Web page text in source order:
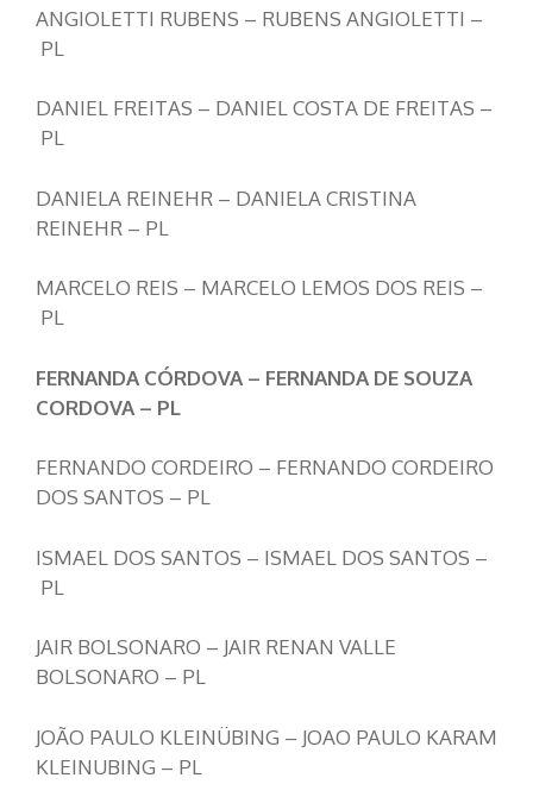
ANGIOLETTI RUBENS – RUBENS ANGIOLETTI –
PL
DANIEL FREITAS – DANIEL COSTA DE FREITAS –
PL
DANIELA REINEHR – DANIELA CRISTINA
REINEHR – PL
MARCELO REIS – MARCELO LEMOS DOS REIS –
PL
FERNANDA CÓRDOVA – FERNANDA DE SOUZA
CORDOVA – PL
FERNANDO CORDEIRO – FERNANDO CORDEIRO
DOS SANTOS – PL
ISMAEL DOS SANTOS – ISMAEL DOS SANTOS –
PL
JAIR BOLSONARO – JAIR RENAN VALLE
BOLSONARO – PL
JOÃO PAULO KLEINÜBING – JOAO PAULO KARAM
KLEINUBING – PL